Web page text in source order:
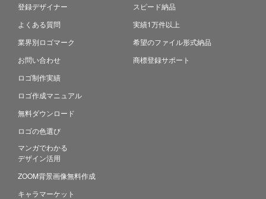
登録デザイナー
よくある質問
業界別ロゴマーク
お問い合わせ
ロゴ制作実績
ロゴ作成マニュアル
無料ダウンロード
ロゴの色選び
マンガでわかる
デザイン活用
ZOOM背景画像無料作成
キャラマーケット
スピード納品
実績1万件以上
希望のファイル形式納品
商標登録サポート